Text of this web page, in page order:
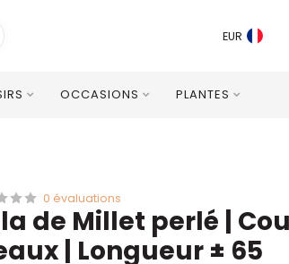
EUR
OCCASIONS PLANTES
0 évaluations
de Millet perlé |
| Longueur ± 65